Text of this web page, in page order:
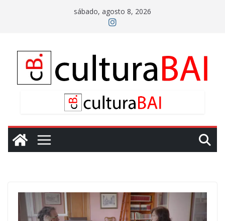
sábado, agosto 8, 2026